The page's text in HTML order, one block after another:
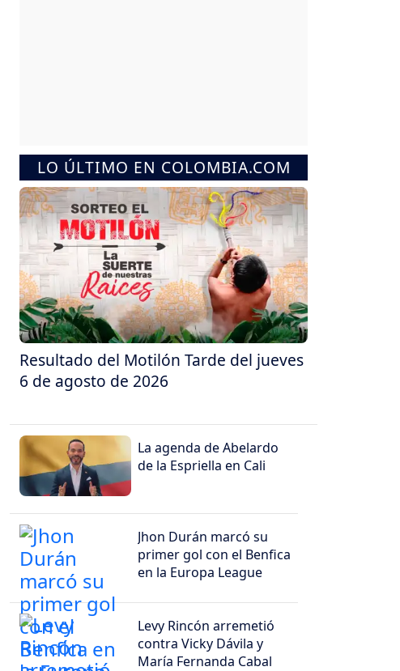
LO ÚLTIMO EN COLOMBIA.COM
Resultado del Motilón Tarde del jueves
6 de agosto de 2026
La agenda de Abelardo
de la Espriella en Cali
Jhon Durán marcó su
primer gol con el Benfica
en la Europa League
Levy Rincón arremetió
contra Vicky Dávila y
María Fernanda Cabal